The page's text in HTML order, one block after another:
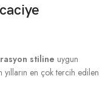
stiline uygun
en çok tercih edilen